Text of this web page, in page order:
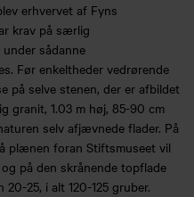
erhvervet af Fyns
krav på særlig
sådanne
Før enkeltheder vedrørende
på selve stenen, der er afbildet
granit, 1.03 m høj, 85-90 cm
selv afjævnede flader. På
plænen foran Stiftsmuseet vil
på den skrånende topflade
25, i alt 120-125 gruber.